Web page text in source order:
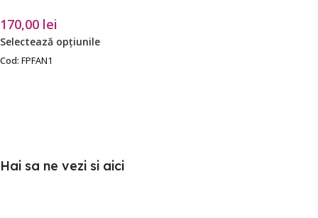
170,00 lei
Selectează opțiunile
Cod: FPFAN1
Hai sa ne vezi si aici